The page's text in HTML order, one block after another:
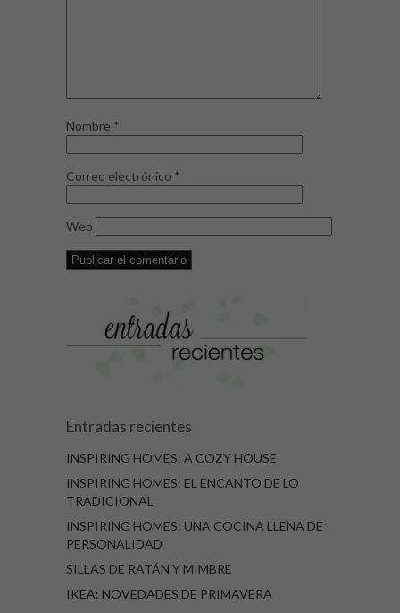
Nombre *
Correo electrónico *
Web
Entradas recientes
INSPIRING HOMES: A COZY HOUSE
INSPIRING HOMES: EL ENCANTO DE LO
TRADICIONAL
INSPIRING HOMES: UNA COCINA LLENA DE
PERSONALIDAD
SILLAS DE RATÁN Y MIMBRE
IKEA: NOVEDADES DE PRIMAVERA